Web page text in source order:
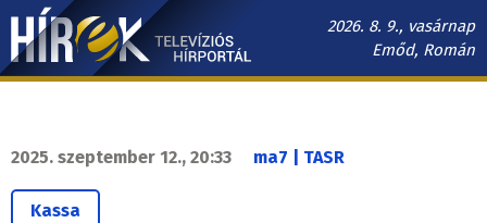
Ugrás
tartalomra
2026. 8. 9., vasárnap
Emőd, Román
Hírek.sk
2025. szeptember 12., 20:33 ma7 | TASR
Kassa